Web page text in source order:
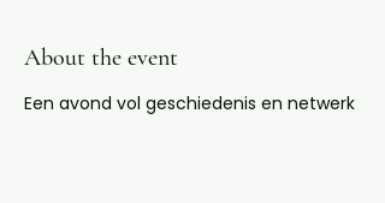
About the event
Een avond vol geschiedenis en netwerk